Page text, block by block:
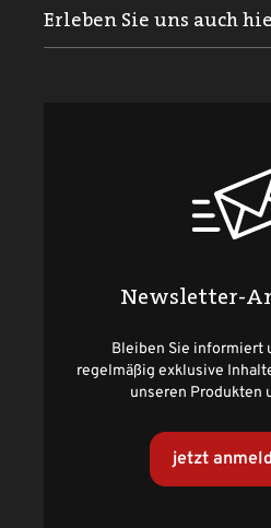
Erleben Sie uns auch
Newsletter-
Bleiben Sie informiert
regelmäßig exklusive
unseren Produkten
jetzt